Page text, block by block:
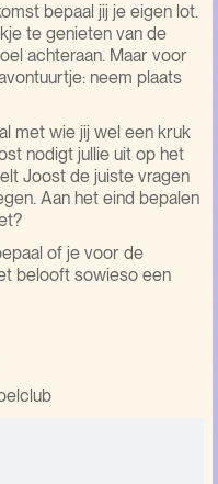
bepaal jij je eigen lot.
te genieten van de
achteraan. Maar voor
neem plaats
met wie jij wel een kruk
nodigt jullie uit op het
Joost de juiste vragen
Aan het eind bepalen
of je voor de
belooft sowieso een